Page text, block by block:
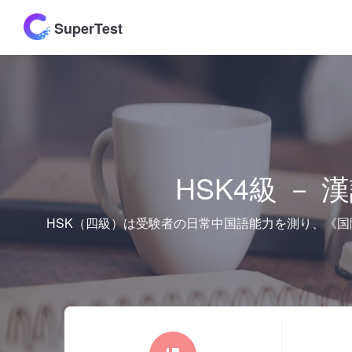
SuperTest
HSK4級 －
HSK（四級）は受験者の日常中国語能力を測り、《